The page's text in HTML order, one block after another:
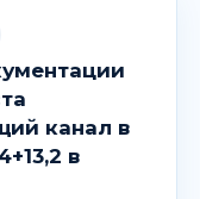
канал в
в